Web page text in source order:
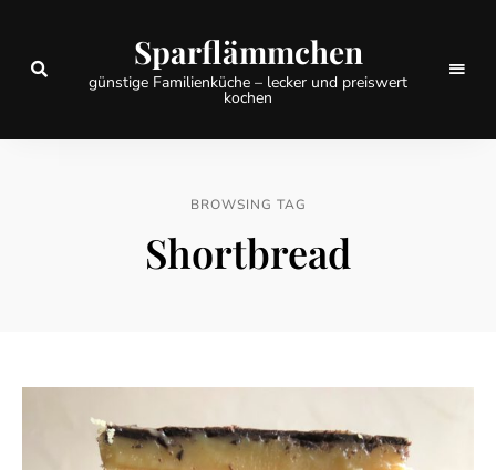
Sparflämmchen
günstige Familienküche – lecker und preiswert
kochen
BROWSING TAG
Shortbread